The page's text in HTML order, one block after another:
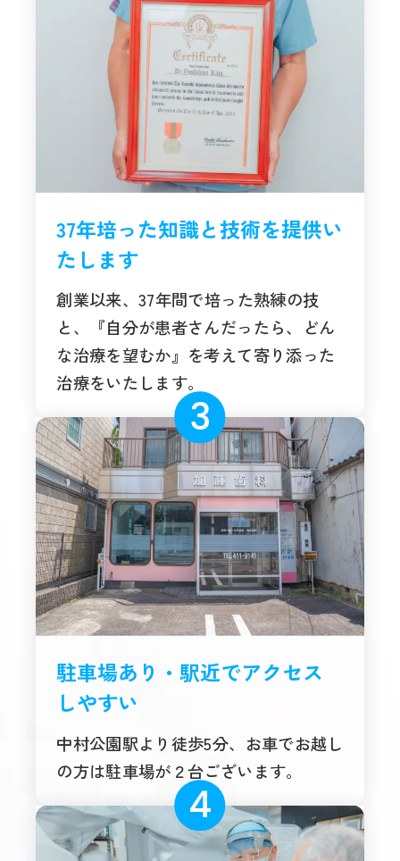
37年培った知識と技術を提供い
たします
創業以来、37年間で培った熟練の技
と、『自分が患者さんだったら、どん
な治療を望むか』を考えて寄り添った
治療をいたします。
駐車場あり・駅近でアクセス
しやすい
中村公園駅より徒歩5分、お車でお越し
の方は駐車場が２台ございます。